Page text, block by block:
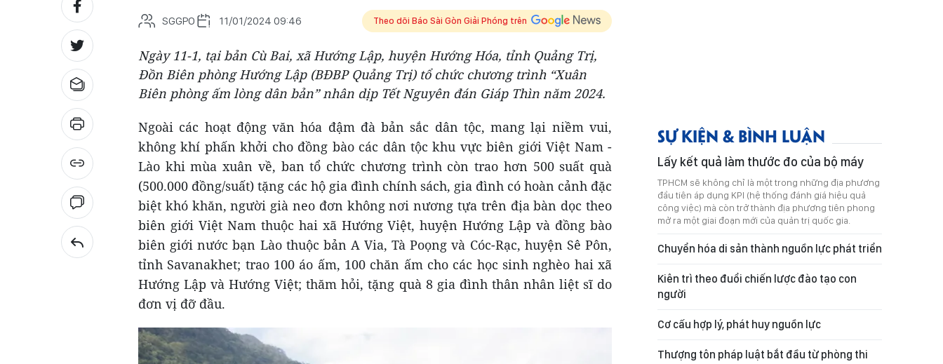
SGGPO 11/01/2024 09:46 Theo dõi Báo Sài Gòn Giải Phóng trên
Ngày 11-1, tại bản Cù Bai, xã Hướng Lập, huyện Hướng Hóa, tỉnh Quảng Trị,
Đồn Biên phòng Hướng Lập (BĐBP Quảng Trị) tổ chức chương trình “Xuân
Biên phòng ấm lòng dân bản” nhân dịp Tết Nguyên đán Giáp Thìn năm 2024.
Ngoài các hoạt động văn hóa đậm đà bản sắc dân tộc, mang lại niềm vui,
không khí phấn khởi cho đồng bào các dân tộc khu vực biên giới Việt Nam -
Lào khi mùa xuân về, ban tổ chức chương trình còn trao hơn 500 suất quà
(500.000 đồng/suất) tặng các hộ gia đình chính sách, gia đình có hoàn cảnh đặc
biệt khó khăn, người già neo đơn không nơi nương tựa trên địa bàn dọc theo
biên giới Việt Nam thuộc hai xã Hướng Việt, huyện Hướng Lập và đồng bào
biên giới nước bạn Lào thuộc bản A Via, Tà Poọng và Cóc-Rạc, huyện Sê Pôn,
tỉnh Savanakhet; trao 100 áo ấm, 100 chăn ấm cho các học sinh nghèo hai xã
Hướng Lập và Hướng Việt; thăm hỏi, tặng quà 8 gia đình thân nhân liệt sĩ do
đơn vị đỡ đầu.
SỰ KIỆN & BÌNH LUẬN
Lấy kết quả làm thước đo của bộ máy
TPHCM sẽ không chỉ là một trong những địa phương
đầu tiên áp dụng KPI (hệ thống đánh giá hiệu quả
công việc) mà còn trở thành địa phương tiên phong
mở ra một giai đoạn mới của quản trị quốc gia.
Chuyển hóa di sản thành nguồn lực phát triển
Kiên trì theo đuổi chiến lược đào tạo con
người
Cơ cấu hợp lý, phát huy nguồn lực
Thượng tôn pháp luật bắt đầu từ phòng thi